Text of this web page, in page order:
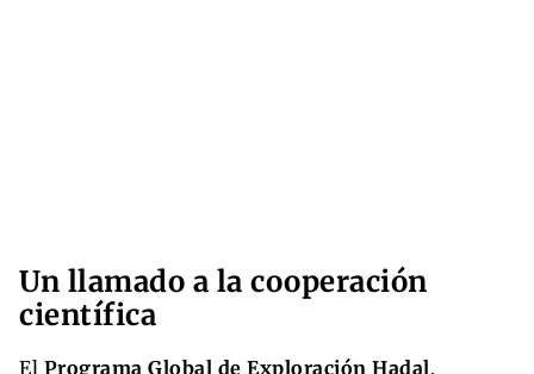
Un llamado a la cooperación
científica
El Programa Global de Exploración Hadal,